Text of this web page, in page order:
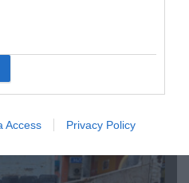
Access Privacy Policy
τον ΣΚΑΪ – Ο λόγος της